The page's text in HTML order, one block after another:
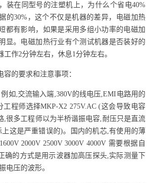
装在同型号的注塑机上，为什么个省电40%
的30%，这个不仅是机器的差异，电磁加热
都有影响，如果是采用多组小功率的电磁加
显。电磁加热行业有个测试机器是否装好的
作2分钟左右，休息1分钟左右。
容的要求和注意事项：
如,交流输入端,380V的线电压,EMI电路用的
工程师选择MKP-X2 275V.AC (这会导致电容
,很多工程师以为半桥谐振电容,耐压只是直流
这是严重错误的)。国内的机芯,有使用的薄
2000V 2500V 3000V 4000V 需要根据自
确的方式是用示波器加高压探头,实际测量下
电压的波形。